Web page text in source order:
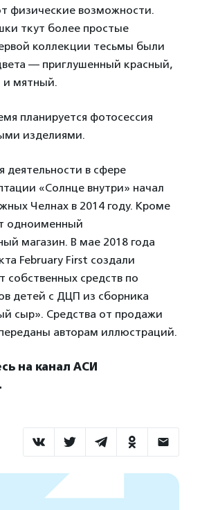
физические возможности.
ткут более простые
коллекции тесьмы были
— приглушенный красный,
и мятный.
планируется фотосессия
изделиями.
деятельности в сфере
«Солнце внутри» начал
Челнах в 2014 году. Кроме
одноименный
магазин. В мае 2018 года
February First создали
собственных средств по
детей с ДЦП из сборника
сыр». Средства от продажи
авторам иллюстраций.
на канал АСИ
.